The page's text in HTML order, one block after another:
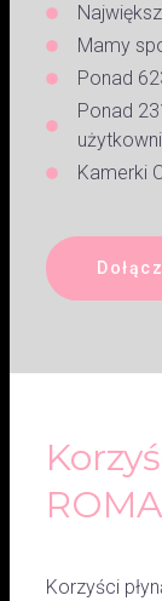
Mamy
Ponad
Ponad
Kamerki
Korzyści